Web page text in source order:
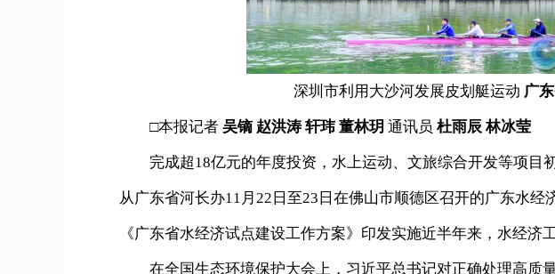
深圳市利用大沙河发展皮划艇运动 广
□本报记者 吴镝 赵洪涛 轩玮 董林玥 通讯员 杜雨辰 林冰莹
完成超18亿元的年度投资，水上运动、文旅综合开发等项
从广东省河长办11月22日至23日在佛山市顺德区召开的广东水经
《广东省水经济试点建设工作方案》印发实施近半年来，水经济
在全国生态环境保护大会上，习近平总书记对正确处理高质